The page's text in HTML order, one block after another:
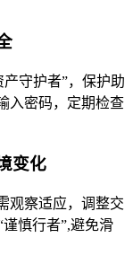
守护者”，保护助
入密码，定期检查
变化
观察适应，调整交
慎行者”,避免滑